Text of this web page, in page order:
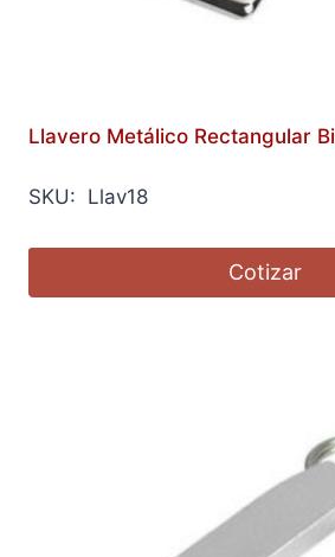
Llavero Metálico Rectangular
SKU: Llav18
Cotizar